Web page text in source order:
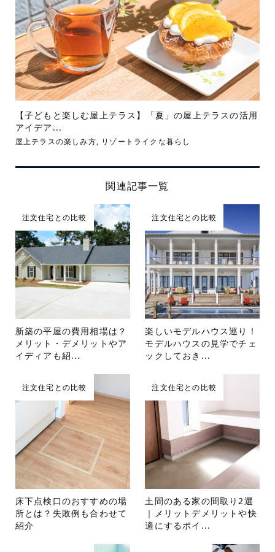
【子どもと楽しむ屋上テラス】「夏」の屋上テラスの活用
アイデア...
屋上テラスの楽しみ方, リゾートライクな暮らし
関連記事一覧
注文住宅との比較
新築の平屋の費用相場は？
メリット・デメリットやア
イディアも紹...
注文住宅との比較
楽しいモデルハウス巡り！
モデルハウスの見学でチェ
ックしておき...
注文住宅との比較
床下点検口のおすすめの場
所とは？失敗例も合わせて
紹介
注文住宅との比較
土間のある家の間取り2選
｜メリットデメリットや快
適にするポイ...